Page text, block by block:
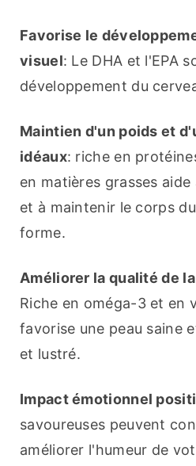
Favorise le
visuel: Le DHA et l'EPA
développement du
Maintien d'un poids et
idéaux: riche en
en matières grasses
et à maintenir le corps
forme.
Améliorer la qualité de
Riche en oméga-3 et en
favorise une peau saine
et lustré.
Impact émotionnel
savoureuses peuvent
améliorer l'humeur de